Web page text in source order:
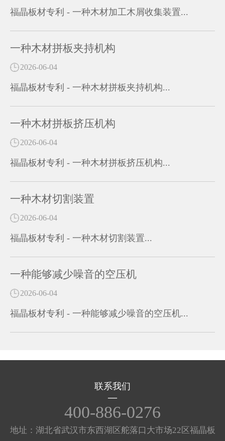
福晶板材专利 - 一种木材加工木屑收集装置...
一种木材拼板夹持机构
2026-06-04
福晶板材专利 - 一种木材拼板夹持机构...
一种木材拼板挤压机构
2026-06-04
福晶板材专利 - 一种木材拼板挤压机构...
一种木材切割装置
2026-06-04
福晶板材专利 - 一种木材切割装置...
一种能够减少噪音的空压机
2026-06-04
福晶板材专利 - 一种能够减少噪音的空压机...
联系我们
400-886-0276
地址：湖北省武汉市东西湖区舵落口大市场22区福晶板